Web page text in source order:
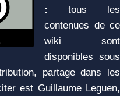
:
tous les
contenues de ce
wiki sont
disponibles sous
partage dans les
est Guillaume Leguen,